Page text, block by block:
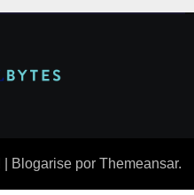
Blogarise por Themeansar.